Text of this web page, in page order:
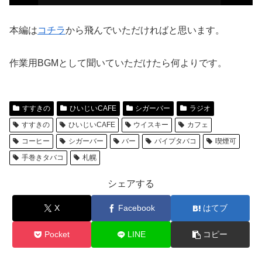
本編はコチラから飛んでいただければと思います。
作業用BGMとして聞いていただけたら何よりです。
すすきの ひいじいCAFE シガーバー
ラジオ
すすきの
ひいじいCAFE ウイスキー
カフェ
コーヒー
シガーバー バー パイプタバコ
喫煙可
手巻きタバコ
札幌
シェアする
X Facebook はてブ
Pocket LINE コピー